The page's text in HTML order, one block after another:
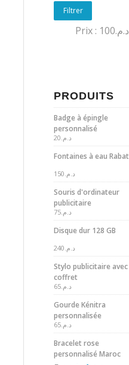
Filtrer
Prix : د.م.100
PRODUITS
Badge à épingle
personnalisé
د.م. 20
Fontaines à eau Rabat
د.م. 150
Souris d'ordinateur
publicitaire
د.م. 75
Disque dur 128 GB
د.م. 240
Stylo publicitaire avec
coffret
د.م. 65
Gourde Kénitra
personnalisée
د.م. 65
Bracelet rose
personnalisé Maroc